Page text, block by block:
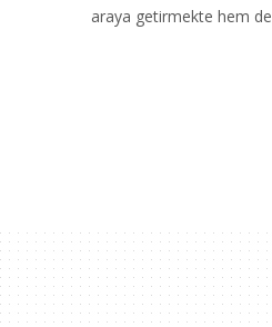
araya getirmekte hem de